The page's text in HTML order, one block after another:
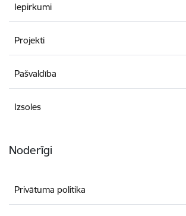
Iepirkumi
Projekti
Pašvaldība
Izsoles
Noderīgi
Privātuma politika